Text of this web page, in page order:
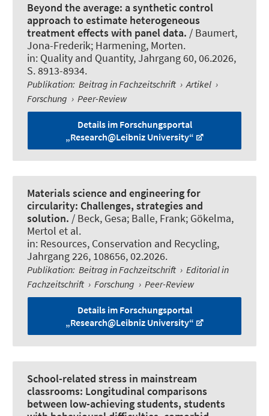
Beyond the average: a synthetic control
approach to estimate heterogeneous
treatment effects with panel data. / Baumert,
Jona-Frederik; Harmening, Morten.
in: Quality and Quantity, Jahrgang 60, 06.2026,
S. 8913-8934.
Publikation: Beitrag in Fachzeitschrift › Artikel ›
Forschung › Peer-Review
Details im Forschungsportal
„Research@Leibniz University“
Materials science and engineering for
circularity: Challenges, strategies and
solution. / Beck, Gesa; Balle, Frank; Gökelma,
Mertol et al.
in: Resources, Conservation and Recycling,
Jahrgang 226, 108656, 02.2026.
Publikation: Beitrag in Fachzeitschrift › Editorial in
Fachzeitschrift › Forschung › Peer-Review
Details im Forschungsportal
„Research@Leibniz University“
School-related stress in mainstream
classrooms: Longitudinal comparisons
between low-achieving students, students